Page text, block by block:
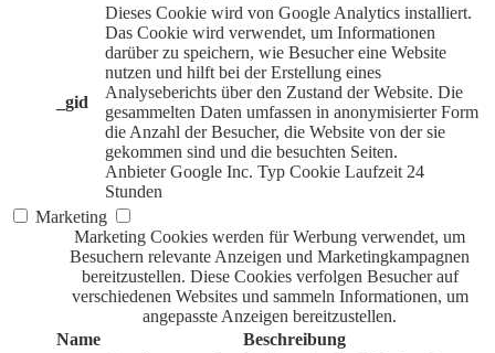
_gid
Dieses Cookie wird von Google Analytics installiert.
Das Cookie wird verwendet, um Informationen
darüber zu speichern, wie Besucher eine Website
nutzen und hilft bei der Erstellung eines
Analyseberichts über den Zustand der Website. Die
gesammelten Daten umfassen in anonymisierter Form
die Anzahl der Besucher, die Website von der sie
gekommen sind und die besuchten Seiten.
Anbieter Google Inc. Typ Cookie Laufzeit 24
Stunden
Marketing
Marketing Cookies werden für Werbung verwendet, um
Besuchern relevante Anzeigen und Marketingkampagnen
bereitzustellen. Diese Cookies verfolgen Besucher auf
verschiedenen Websites und sammeln Informationen, um
angepasste Anzeigen bereitzustellen.
Name
Beschreibung